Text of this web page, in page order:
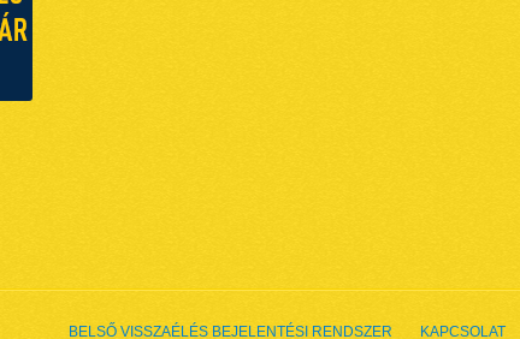
BELSŐ VISSZAÉLÉS BEJELENTÉSI RENDSZER KAPCSOLAT